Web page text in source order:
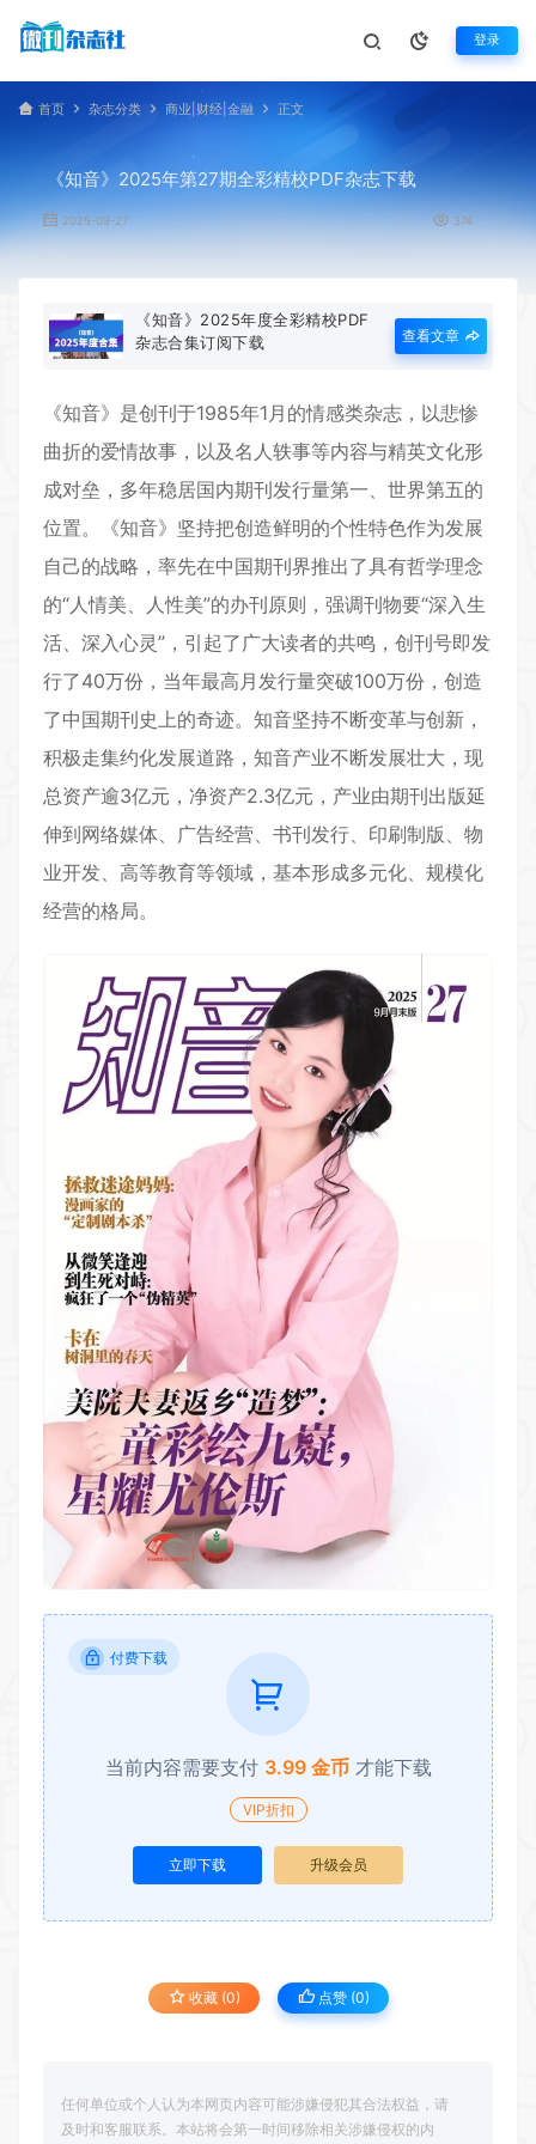
登录
首页 杂志分类 商业|财经|金融 正文
《知音》2025年第27期全彩精校PDF杂志下载
2025-09-27 374
《知音》2025年度全彩精校PDF
杂志合集订阅下载
查看文章
《知音》是创刊于1985年1月的情感类杂志，以悲惨
曲折的爱情故事，以及名人轶事等内容与精英文化形
成对垒，多年稳居国内期刊发行量第一、世界第五的
位置。《知音》坚持把创造鲜明的个性特色作为发展
自己的战略，率先在中国期刊界推出了具有哲学理念
的“人情美、人性美”的办刊原则，强调刊物要“深入生
活、深入心灵”，引起了广大读者的共鸣，创刊号即发
行了40万份，当年最高月发行量突破100万份，创造
了中国期刊史上的奇迹。知音坚持不断变革与创新，
积极走集约化发展道路，知音产业不断发展壮大，现
总资产逾3亿元，净资产2.3亿元，产业由期刊出版延
伸到网络媒体、广告经营、书刊发行、印刷制版、物
业开发、高等教育等领域，基本形成多元化、规模化
经营的格局。
付费下载
当前内容需要支付 3.99 金币 才能下载
VIP折扣
立即下载 升级会员
收藏 (0) 点赞 (0)
任何单位或个人认为本网页内容可能涉嫌侵犯其合法权益，请
及时和客服联系。本站将会第一时间移除相关涉嫌侵权的内